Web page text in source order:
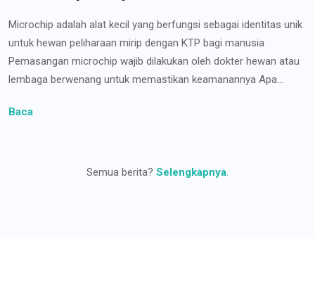
Microchip adalah alat kecil yang berfungsi sebagai identitas unik
untuk hewan peliharaan mirip dengan KTP bagi manusia
Pemasangan microchip wajib dilakukan oleh dokter hewan atau
lembaga berwenang untuk memastikan keamanannya Apa...
Baca
Semua berita? Selengkapnya.